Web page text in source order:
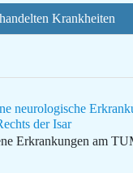
Krankheiten
neurologische
der Isar
Erkrankungen am